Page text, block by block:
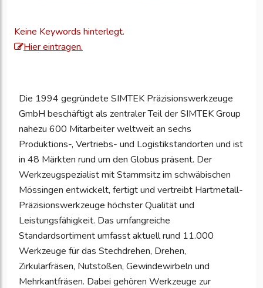
zu
aktualisieren
Keine Keywords hinterlegt.
Hier eintragen.
Die 1994 gegründete SIMTEK Präzisionswerkzeuge
GmbH beschäftigt als zentraler Teil der SIMTEK Group
nahezu 600 Mitarbeiter weltweit an sechs
Produktions-, Vertriebs- und Logistikstandorten und ist
in 48 Märkten rund um den Globus präsent. Der
Werkzeugspezialist mit Stammsitz im schwäbischen
Mössingen entwickelt, fertigt und vertreibt Hartmetall-
Präzisionswerkzeuge höchster Qualität und
Leistungsfähigkeit. Das umfangreiche
Standardsortiment umfasst aktuell rund 11.000
Werkzeuge für das Stechdrehen, Drehen,
Zirkularfräsen, Nutstoßen, Gewindewirbeln und
Mehrkantfräsen. Dabei gehören Werkzeuge zur